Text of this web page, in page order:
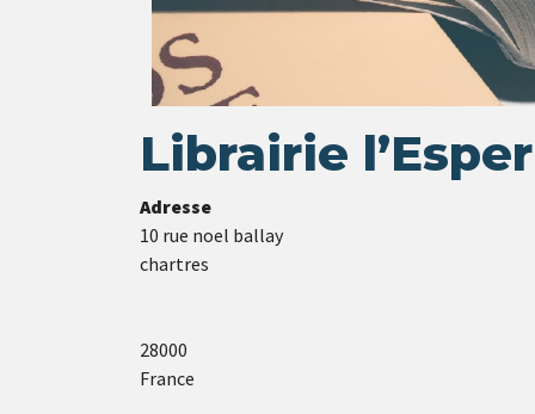
Librairie
Adresse
10 rue noel ballay
chartres
28000
France